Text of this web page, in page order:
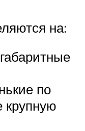
на:
по